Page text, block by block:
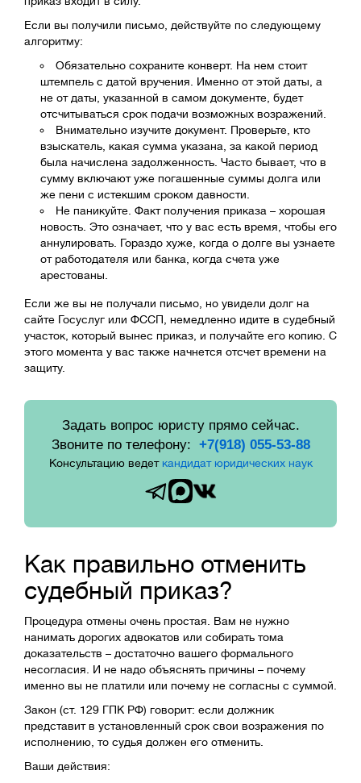
Если вы получили письмо, действуйте по следующему
алгоритму:
Обязательно сохраните конверт. На нем стоит
штемпель с датой вручения. Именно от этой даты, а
не от даты, указанной в самом документе, будет
отсчитываться срок подачи возможных возражений.
Внимательно изучите документ. Проверьте, кто
взыскатель, какая сумма указана, за какой период
была начислена задолженность. Часто бывает, что в
сумму включают уже погашенные суммы долга или
же пени с истекшим сроком давности.
Не паникуйте. Факт получения приказа – хорошая
новость. Это означает, что у вас есть время, чтобы его
аннулировать. Гораздо хуже, когда о долге вы узнаете
от работодателя или банка, когда счета уже
арестованы.
Если же вы не получали письмо, но увидели долг на
сайте Госуслуг или ФССП, немедленно идите в судебный
участок, который вынес приказ, и получайте его копию. С
этого момента у вас также начнется отсчет времени на
защиту.
Задать вопрос юристу прямо сейчас.
Звоните по телефону: +7(918) 055-53-88
Консультацию ведет кандидат юридических наук
Как правильно отменить
судебный приказ?
Процедура отмены очень простая. Вам не нужно
нанимать дорогих адвокатов или собирать тома
доказательств – достаточно вашего формального
несогласия. И не надо объяснять причины – почему
именно вы не платили или почему не согласны с суммой.
Закон (ст. 129 ГПК РФ) говорит: если должник
представит в установленный срок свои возражения по
исполнению, то судья должен его отменить.
Ваши действия: